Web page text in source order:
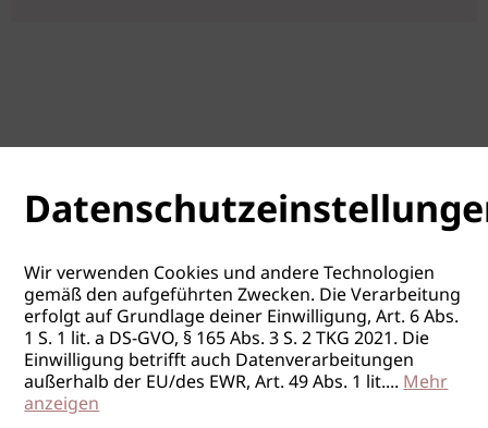
Wir verwenden Cookies und andere Technologien
gemäß den aufgeführten Zwecken. Die Verarbeitung
erfolgt auf Grundlage deiner Einwilligung, Art. 6 Abs.
1 S. 1 lit. a DS-GVO, § 165 Abs. 3 S. 2 TKG 2021. Die
Einwilligung betrifft auch Datenverarbeitungen
außerhalb der EU/des EWR, Art. 49 Abs. 1 lit....Mehr
anzeigen